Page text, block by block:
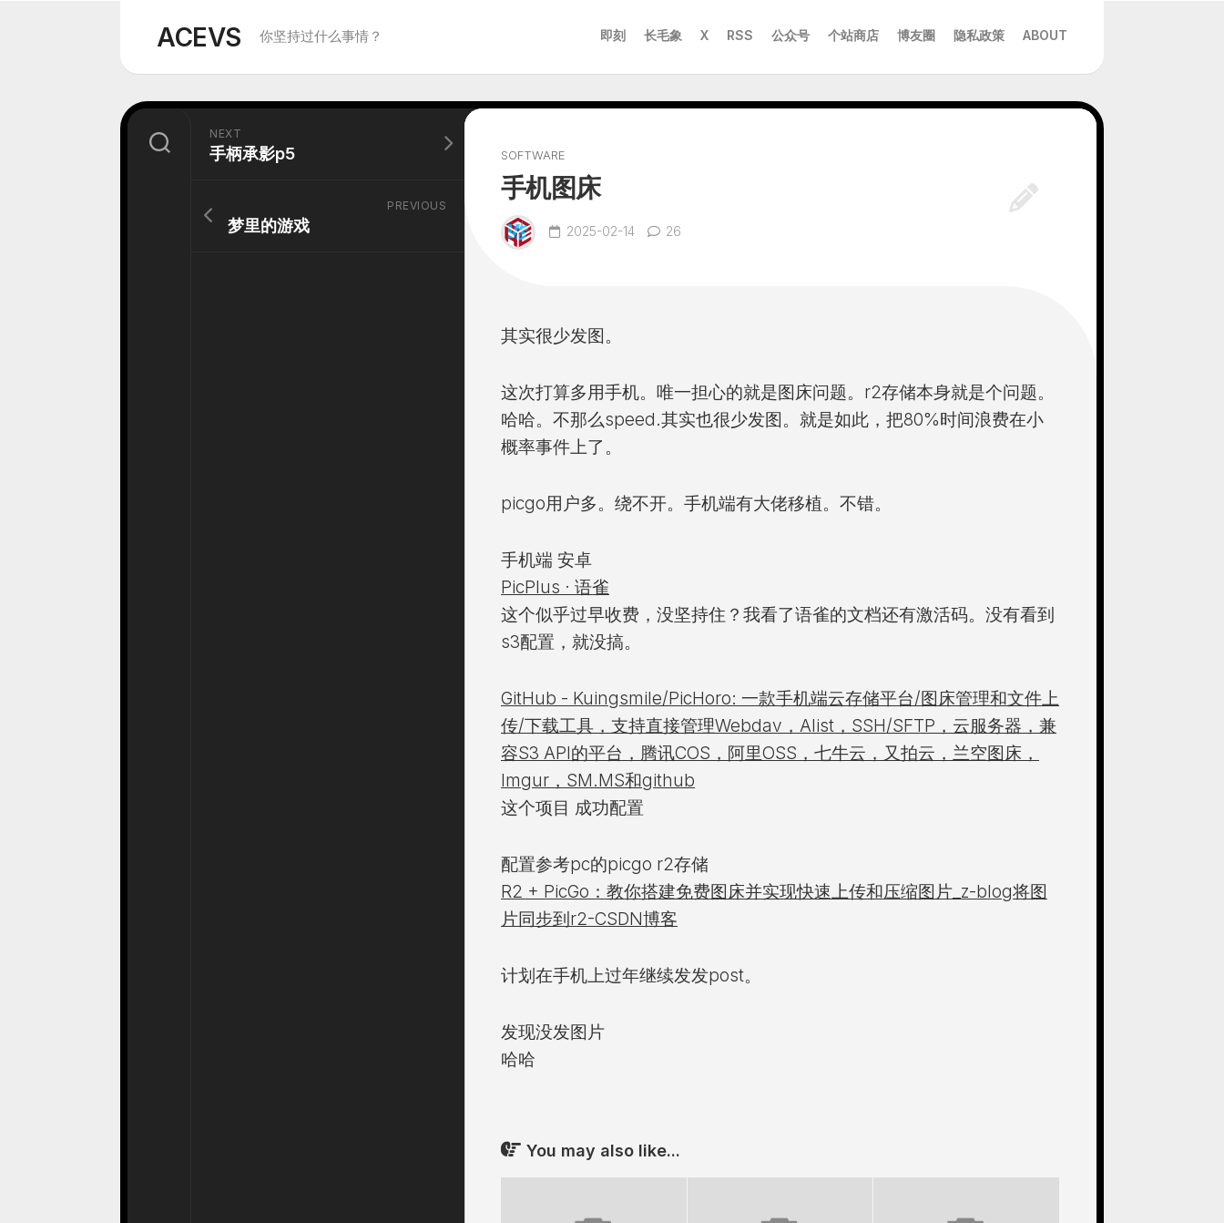
ACEVS 你坚持过什么事情？ 即刻 长毛象 X RSS 公众号 个站商店 博友圈 隐私政策 ABOUT
SOFTWARE
手机图床
2025-02-14 26
其实很少发图。
这次打算多用手机。唯一担心的就是图床问题。r2存储本身就是个问题。
哈哈。不那么speed.其实也很少发图。就是如此，把80%时间浪费在小
概率事件上了。
picgo用户多。绕不开。手机端有大佬移植。不错。
手机端 安卓
PicPlus · 语雀
这个似乎过早收费，没坚持住？我看了语雀的文档还有激活码。没有看到
s3配置，就没搞。
GitHub - Kuingsmile/PicHoro: 一款手机端云存储平台/图床管理和文件上
传/下载工具，支持直接管理Webdav，Alist，SSH/SFTP，云服务器，兼
容S3 API的平台，腾讯COS，阿里OSS，七牛云，又拍云，兰空图床，
Imgur，SM.MS和github
这个项目 成功配置
配置参考pc的picgo r2存储
R2 + PicGo：教你搭建免费图床并实现快速上传和压缩图片_z-blog将图
片同步到r2-CSDN博客
计划在手机上过年继续发发post。
发现没发图片
哈哈
You may also like...
NEXT
手柄承影p5
PREVIOUS
梦里的游戏